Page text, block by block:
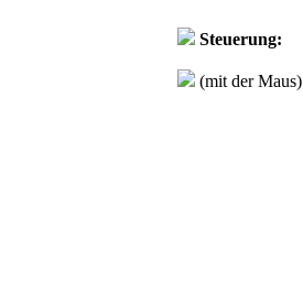
Steuerung:
(mit der Maus)